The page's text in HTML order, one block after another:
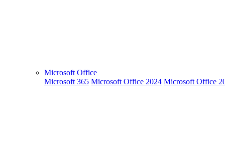
Microsoft Office
Microsoft 365 Microsoft Office 2024 Microsoft Office